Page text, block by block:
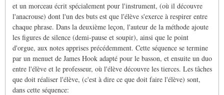
et un morceau écrit spécialement pour l'instrument, (où il découvre
l'anacrouse) dont l'un des buts est que l'élève s'exerce à respirer entre
chaque phrase. Dans la deuxième leçon, l'auteur de la méthode ajoute
les figures de silence (demi-pause et soupir), ainsi que le point
d'orgue, aux notes apprises précédemment. Cette séquence se termine
par un menuet de James Hook adapté pour le basson, et ensuite un duo
entre l'élève et le professeur, où l'élève découvre les tierces. Les tâches
que doit réaliser l'élève, (c'est à dire ce que doit faire l'élève) sont,
dans cette séquence: